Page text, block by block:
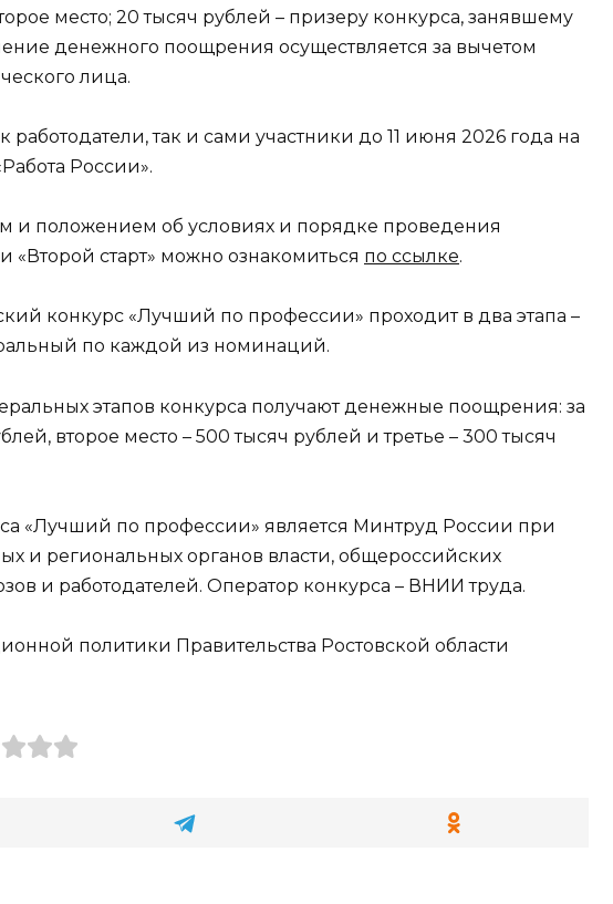
место; 20 тысяч рублей – призеру конкурса, занявшему
денежного поощрения осуществляется за вычетом
лица.
работодатели, так и сами участники до 11 июня 2026 года на
России».
и положением об условиях и порядке проведения
«Второй старт» можно ознакомиться по ссылке.
конкурс «Лучший по профессии» проходит в два этапа –
по каждой из номинаций.
этапов конкурса получают денежные поощрения: за
второе место – 500 тысяч рублей и третье – 300 тысяч
«Лучший по профессии» является Минтруд России при
и региональных органов власти, общероссийских
и работодателей. Оператор конкурса – ВНИИ труда.
политики Правительства Ростовской области